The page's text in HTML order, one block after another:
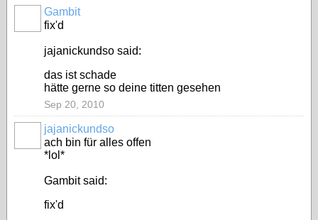
Gambit
fix'd
jajanickundso said:
das ist schade
hätte gerne so deine titten gesehen
Sep 20, 2010
jajanickundso
ach bin für alles offen
*lol*
Gambit said:
fix'd